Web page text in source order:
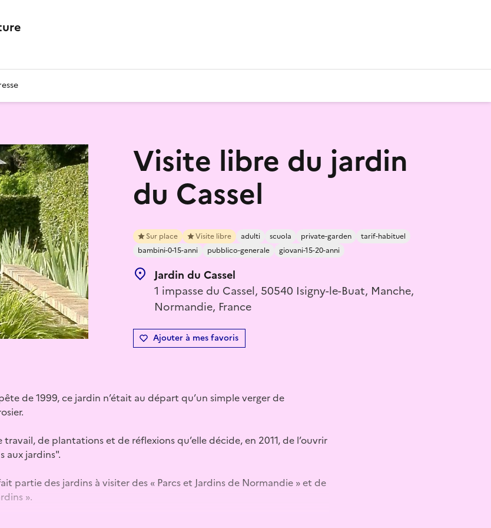
Visite libre du jardin
du Cassel
Sur place Visite libre adulti scuola private-garden
tarif-habituel
bambini-0-15-anni
pubblico-generale giovani-15-20-anni
Jardin du Cassel
1 impasse du Cassel, 50540 Isigny-le-Buat, Manche,
Normandie, France
Ajouter à mes favoris
de 1999, ce jardin n’était au départ qu’un simple verger de
travail, de plantations et de réflexions qu’elle décide, en 2011, de l’ouvrir
aux jardins".
partie des jardins à visiter des « Parcs et Jardins de Normandie » et de
».